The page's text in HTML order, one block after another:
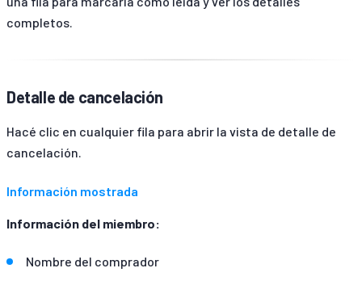
completos.
Detalle de cancelación
Hacé clic en cualquier fila para abrir la vista de detalle de
cancelación.
Información mostrada
Información del miembro:
Nombre del comprador